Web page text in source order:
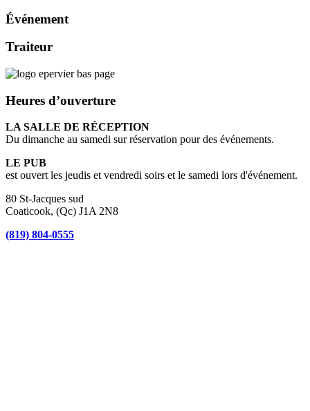
Événement
Traiteur
Heures d’ouverture
LA SALLE DE RÉCEPTION
Du dimanche au samedi sur réservation pour des événements.
LE PUB
est ouvert les jeudis et vendredi soirs et le samedi lors d'événement.
80 St-Jacques sud
Coaticook, (Qc) J1A 2N8
(819) 804-0555